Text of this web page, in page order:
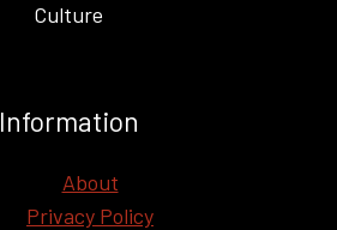
Culture
Information
About
Privacy Policy